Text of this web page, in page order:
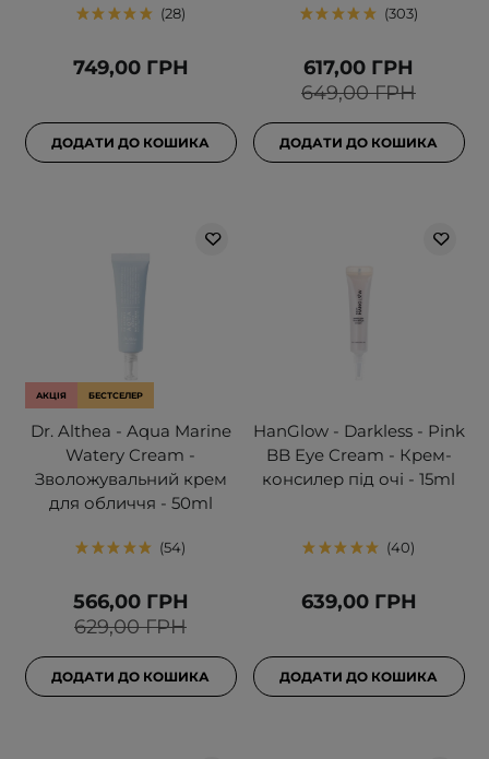
28
749,00 ГРН
ДОДАТИ ДО КОШИКА
303
649,00 ГРН
617,00 ГРН
ДОДАТИ ДО КОШИКА
АКЦІЯ БЕСТСЕЛЕР
Dr. Althea - Aqua Marine
Watery Cream -
Зволожувальний крем
для обличчя - 50ml
54
629,00 ГРН
566,00 ГРН
ДОДАТИ ДО КОШИКА
HanGlow - Darkless - Pink
BB Eye Cream - Крем-
консилер під очі - 15ml
40
639,00 ГРН
ДОДАТИ ДО КОШИКА